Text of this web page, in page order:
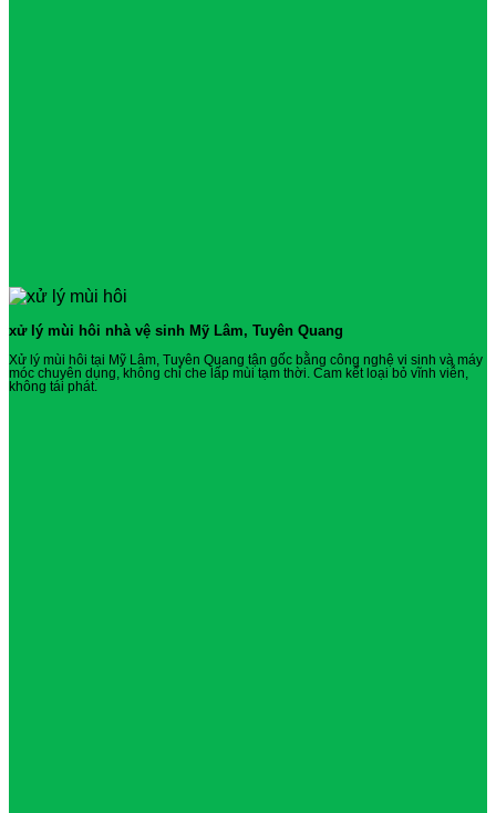
xử lý mùi hôi nhà vệ sinh Mỹ Lâm, Tuyên Quang
Xử lý mùi hôi tại Mỹ Lâm, Tuyên Quang tận gốc bằng công nghệ vi sinh và máy
móc chuyên dụng, không chỉ che lấp mùi tạm thời. Cam kết loại bỏ vĩnh viễn,
không tái phát.